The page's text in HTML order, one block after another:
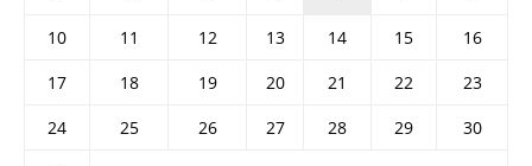
10
11 12 13 14 15
16
17
18 19 20 21 22
23
24
25 26 27 28 29
30